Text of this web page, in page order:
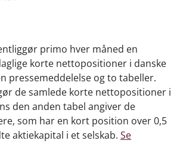
primo hver måned en
korte nettopositioner i danske
pressemeddelelse og to tabeller.
de samlede korte nettopositioner i
den anden tabel angiver de
som har en kort position over 0,5
aktiekapital i et selskab. Se